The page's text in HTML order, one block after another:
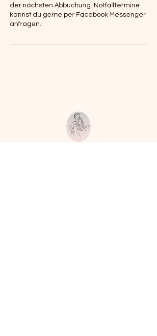
der nächsten Abbuchung. Notfalltermine
kannst du gerne per Facebook Messenger
anfragen.